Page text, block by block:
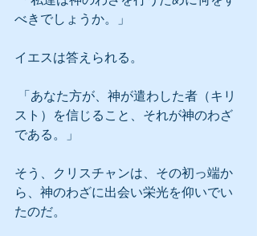
べきでしょうか。」
イエスは答えられる。
スト）を信じること、それが神のわざ
である。」
そう、クリスチャンは、その初っ端か
ら、神のわざに出会い栄光を仰いでい
たのだ。